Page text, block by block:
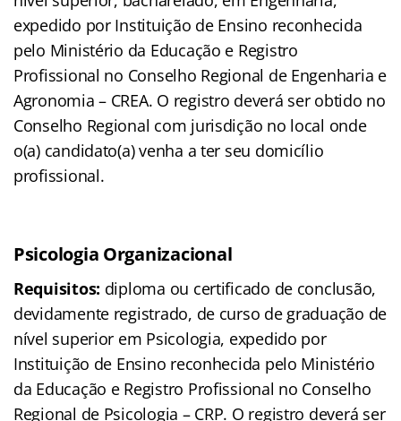
expedido por Instituição de Ensino reconhecida
pelo Ministério da Educação e Registro
Profissional no Conselho Regional de Engenharia e
Agronomia – CREA. O registro deverá ser obtido no
Conselho Regional com jurisdição no local onde
o(a) candidato(a) venha a ter seu domicílio
profissional.
Psicologia Organizacional
Requisitos: diploma ou certificado de conclusão,
devidamente registrado, de curso de graduação de
nível superior em Psicologia, expedido por
Instituição de Ensino reconhecida pelo Ministério
da Educação e Registro Profissional no Conselho
Regional de Psicologia – CRP. O registro deverá ser